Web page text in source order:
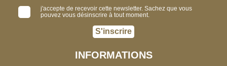
j'accepte de recevoir cette newsletter. Sachez que vous
pouvez vous désinscrire à tout moment.
S'inscrire
INFORMATIONS